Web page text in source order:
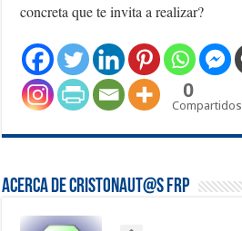
concreta que te invita a realizar?
0
Compartidos
Acerca de Cristonaut@s FRP